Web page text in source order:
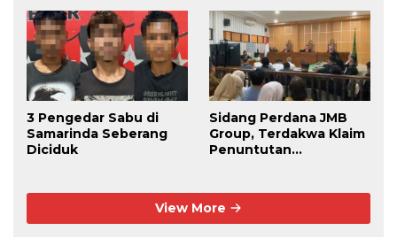
dari Dalam Lapas
3 Pengedar Sabu di
Samarinda Seberang
Diciduk
Sidang Perdana JMB
Group, Terdakwa Klaim
Penuntutan
View More